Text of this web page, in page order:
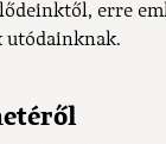
erre
utódainknak.